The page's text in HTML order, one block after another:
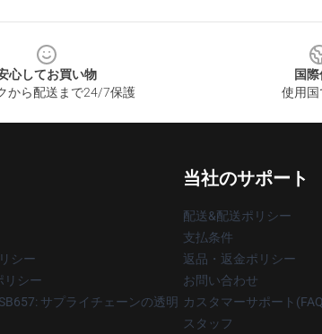
心してお買い物
から配送まで24/7保護
国
使用
シー
リシー
サプライチェーンの透明
当社のサポート
配送&配送ポリシー
支払条件
返品・返金ポリシー
お問い合わせ
カスタマーサポート
スタッフ